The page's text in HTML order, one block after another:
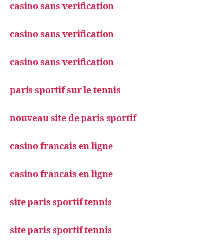
casino sans verification
casino sans verification
casino sans verification
paris sportif sur le tennis
nouveau site de paris sportif
casino francais en ligne
casino francais en ligne
site paris sportif tennis
site paris sportif tennis